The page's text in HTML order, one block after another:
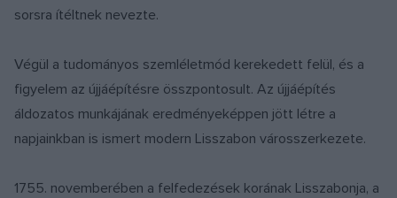
sorsra ítéltnek nevezte.
Végül a tudományos szemléletmód kerekedett felül, és a
figyelem az újjáépítésre összpontosult. Az újjáépítés
áldozatos munkájának eredményeképpen jött létre a
napjainkban is ismert modern Lisszabon városszerkezete.
1755. novemberében a felfedezések korának Lisszabonja, a